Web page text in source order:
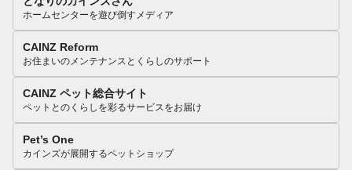
ホームセンターを遊び倒すメディア
CAINZ Reform
お住まいのメンテナンスとくらしのサポート
CAINZ ペット総合サイト
ペットとのくらしを彩るサービスをお届け
Pet’s One
カインズが展開するペットショップ